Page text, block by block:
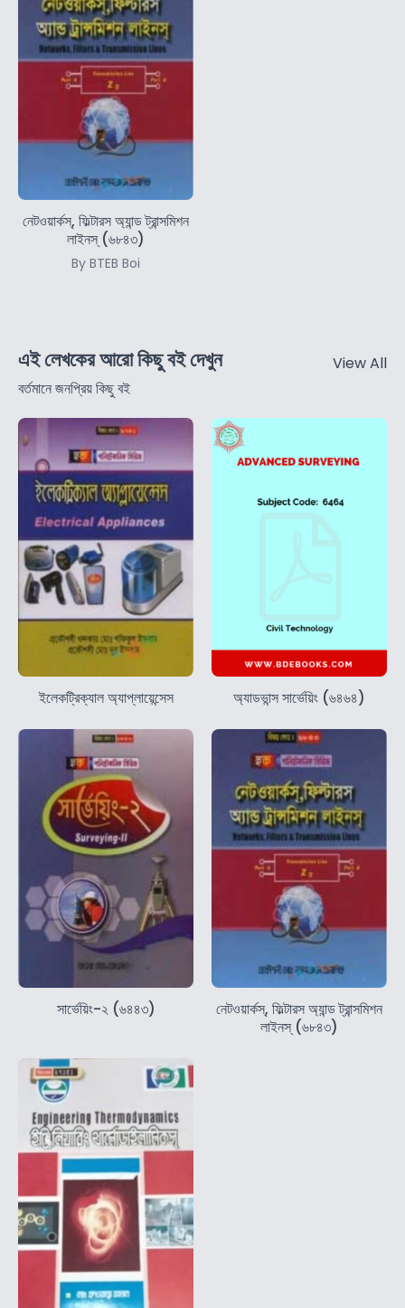
নেটওয়ার্কস্‌, ফিল্টারস অ্যান্ড ট্রান্সমিশন
লাইনস্‌ (৬৮৪৩)
By BTEB Boi
এই লেখকের আরো কিছু বই দেখুন
বর্তমানে জনপ্রিয় কিছু বই
View All
ইলেকট্রিক্যাল অ্যাপ্লায়েন্সেস অ্যাডভান্স সার্ভেয়িং (৬৪৬৪)
সার্ভেয়িং-২ (৬৪৪৩)
নেটওয়ার্কস্‌, ফিল্টারস অ্যান্ড ট্রান্সমিশন
লাইনস্‌ (৬৮৪৩)